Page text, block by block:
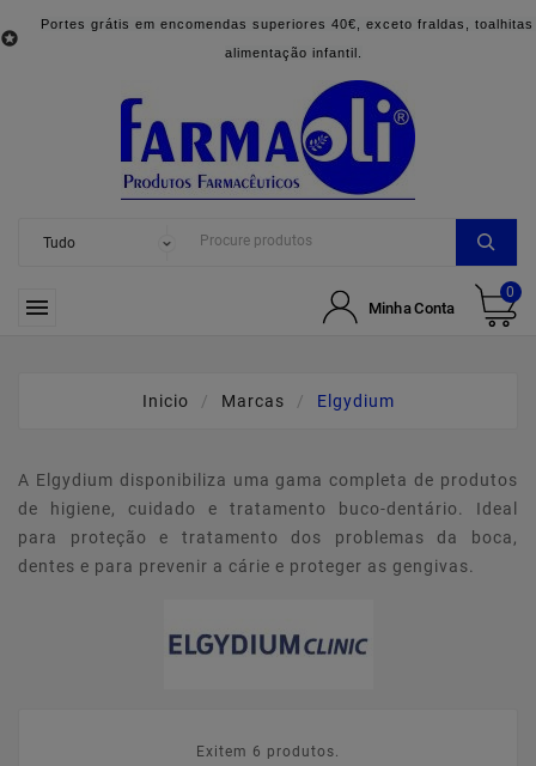

Portes grátis em encomendas superiores 40€, exceto fraldas, toalhitas
alimentação infantil.
 Minha Conta
0
Inicio Marcas Elgydium
A Elgydium disponibiliza uma gama completa de produtos
de higiene, cuidado e tratamento buco-dentário. Ideal
para proteção e tratamento dos problemas da boca,
dentes e para prevenir a cárie e proteger as gengivas.
Exitem 6 produtos.